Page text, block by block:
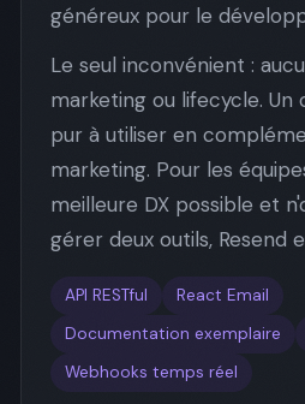
généreux pour le
Le seul inconvénient :
marketing ou lifecycle. Un
pur à utiliser en
marketing. Pour les
meilleure DX possible et
gérer deux outils, Resend
API RESTful
React Email
Documentation exemplaire
Webhooks temps réel